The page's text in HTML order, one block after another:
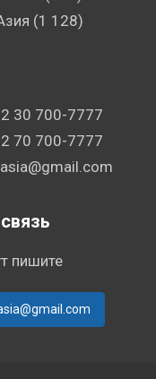
(1 128)
30 700-7777
70 700-7777
пишите